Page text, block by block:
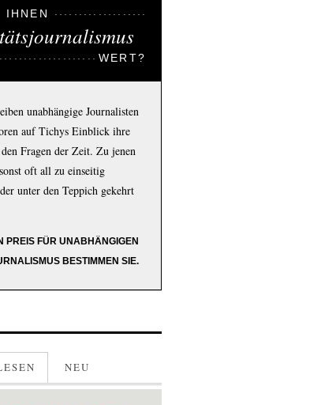
IHNEN
WERT?
unabhängige Journalisten
auf Tichys Einblick ihre
Fragen der Zeit. Zu jenen
oft all zu einseitig
unter den Teppich gekehrt
PREIS FÜR UNABHÄNGIGEN
BESTIMMEN SIE.
NEU